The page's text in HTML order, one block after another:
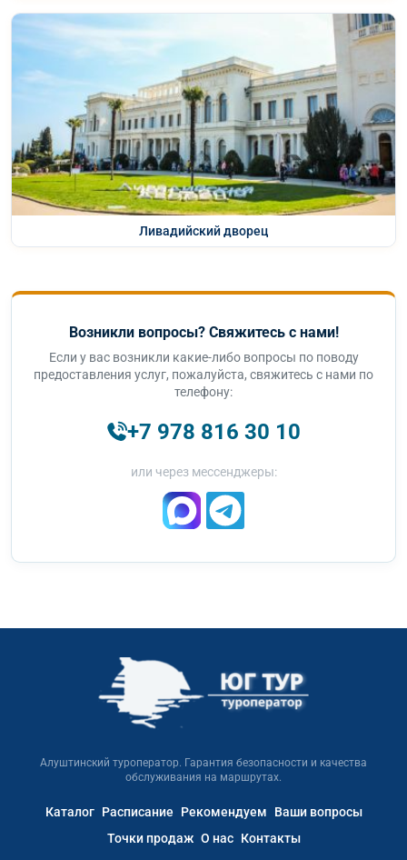
Ливадийский дворец
Возникли вопросы? Свяжитесь с нами!
Если у вас возникли какие-либо вопросы по поводу
предоставления услуг, пожалуйста, свяжитесь с нами по
телефону:
+7 978 816 30 10
или через мессенджеры:
Алуштинский туроператор. Гарантия безопасности и качества
обслуживания на маршрутах.
Каталог Расписание Рекомендуем
Ваши вопросы
Точки продаж О нас Контакты